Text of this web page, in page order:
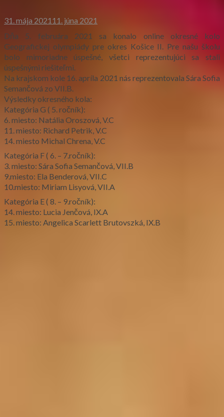
31. mája 2021 11. júna 2021
Dňa 5. februára 2021 sa konalo online okresné kolo
Geografickej olympiády pre okres Košice II. Pre našu školu
bolo mimoriadne úspešné, všetci reprezentujúci sa stali
úspešnými riešiteľmi.
Na krajskom kole 16. apríla 2021 nás reprezentovala Sára Sofia
Semančová zo VII.B.
Výsledky okresného kola:
Kategória G ( 5. ročník):
6. miesto: Natália Oroszová, V.C
11. miesto: Richard Petrik, V.C
14. miesto Michal Chrena, V.C
Kategória F ( 6. – 7.ročník):
3. miesto: Sára Sofia Semančová, VII.B
9.miesto: Ela Benderová, VII.C
10.miesto: Miriam Lisyová, VII.A
Kategória E ( 8. – 9.ročník):
14. miesto: Lucia Jenčová, IX.A
15. miesto: Angelica Scarlett Brutovszká, IX.B